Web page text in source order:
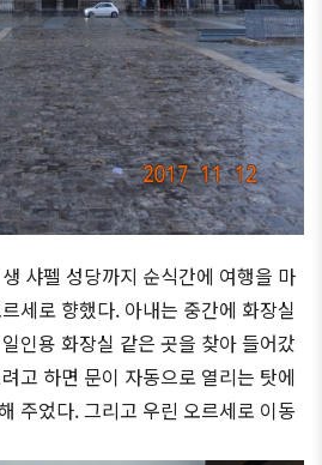
샤펠 성당까지 순식간에 여행을 마
세로 향했다. 아내는 중간에 화장실
인용 화장실 같은 곳을 찾아 들어갔
고 하면 문이 자동으로 열리는 탓에
주었다. 그리고 우린 오르세로 이동